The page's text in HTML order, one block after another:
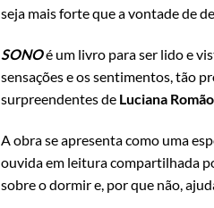
seja mais forte que a vontade de
SONOé um livro para ser lido e
sensações e os sentimentos, tão
surpreendentes de Luciana Romão
A obra se apresenta como uma
ouvida em leitura compartilhada
sobre o dormir e, por que não,